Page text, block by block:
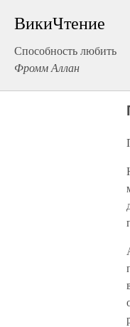
ВикиЧтение
Способность любить
Фромм Аллан